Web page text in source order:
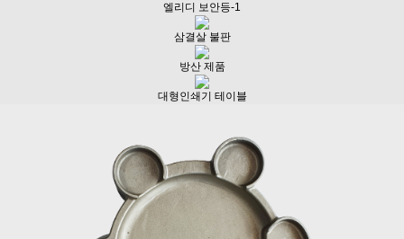
엘리디 보안등-1
삼결살 불판
방산 제품
대형인쇄기 테이블